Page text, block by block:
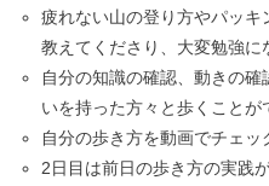
疲れない山の登り方やパッキ
教えてくださり、大変勉強に
自分の知識の確認、動きの
いを持った方々と歩くことが
自分の歩き方を動画でチェッ
2日目は前日の歩き方の実践